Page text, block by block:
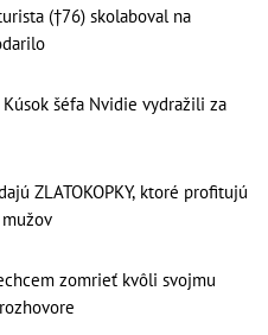
(†76) skolaboval na
šéfa Nvidie vydražili za
ZLATOKOPKY, ktoré profitujú
zomrieť kvôli svojmu